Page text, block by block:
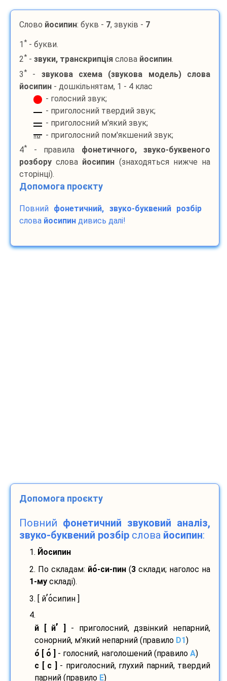
Слово йосипин: букв - 7, звуків - 7
1 * - букви.
2* - звуки, транскрипція слова йосипин.
3* - звукова схема (звукова модель) слова
йосипин - дошкільнятам, 1 - 4 клас
- голосний звук;
- приголосний твердий звук;
- приголосний м'який звук;
пм
- приголосний пом'якшений звук;
4* - правила фонетичного, звуко-буквеного
розбору слова йосипин (знаходяться нижче на
сторінці).
Допомога проєкту
Повний фонетичний, звуко-буквений розбір
слова йосипин дивись далі!
Допомога проєкту
Повний фонетичний звуковий аналіз,
звуко-буквений розбір слова йосипин:
1. Йосипин
2. По складам: йо-си-пин (3 склади; наголос на
1-му складі).
3. [ й’осипин ]
4.
й [ й’
- приголосний, дзвінкий непарний,
сонорний, м'який непарний (правило D1)
о [ о - голосний, наголошений (правило A)
с [ с ]
- приголосний, глухий парний, твердий
парний (правило E)